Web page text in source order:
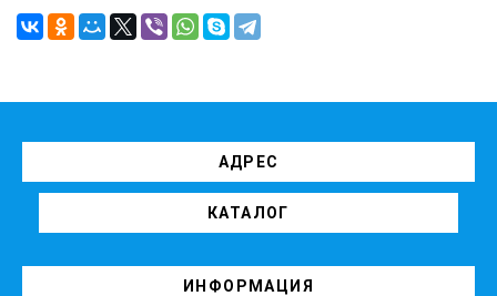
АДРЕС
КАТАЛОГ
ИНФОРМАЦИЯ